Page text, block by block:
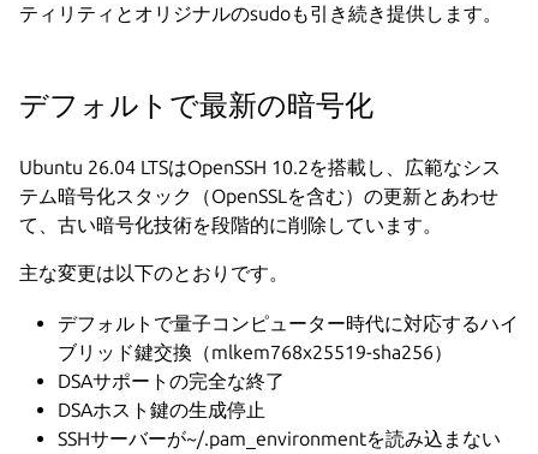
ティリティとオリジナルのsudoも引き続き提供します。
デフォルトで最新の暗号化
Ubuntu 26.04 LTSはOpenSSH 10.2を搭載し、広範なシス
テム暗号化スタック（OpenSSLを含む）の更新とあわせ
て、古い暗号化技術を段階的に削除しています。
主な変更は以下のとおりです。
デフォルトで量子コンピューター時代に対応するハイ
ブリッド鍵交換（mlkem768x25519-sha256）
DSAサポートの完全な終了
DSAホスト鍵の生成停止
SSHサーバーが~/.pam_environmentを読み込まない